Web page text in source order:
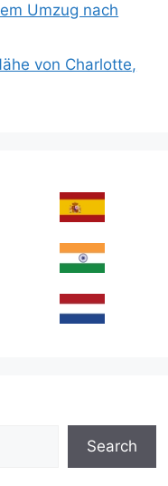
Umzug nach
von Charlotte,
Search